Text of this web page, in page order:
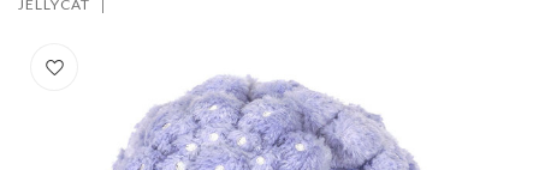
JELLYCAT